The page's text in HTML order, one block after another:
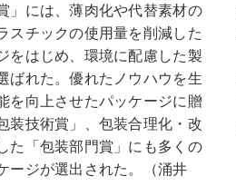
」には、薄肉化や代替素材の
スチックの使用量を削減した
をはじめ、環境に配慮した製
ばれた。優れたノウハウを生
を向上させたパッケージに贈
装技術賞」、包装合理化・改
た「包装部門賞」にも多くの
ージが選出された。（涌井